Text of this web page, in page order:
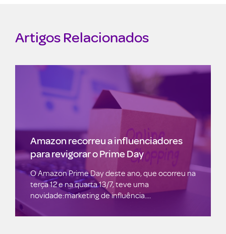
Artigos Relacionados
na
Por que Segurança de Dados é
Importante? Veja como fazer isso!
Por que Segurança de Dados é Importante?
Resposta: todos recentemente foram vítimas
de violações de dados e ataques cibernéticos.
Corolário...